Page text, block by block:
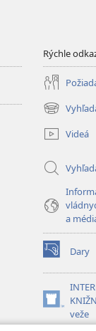
Rýchle
(otvorí
nové
okno)
Videá
a
Dary
(otvorí
nové
veže
(otvorí
nové